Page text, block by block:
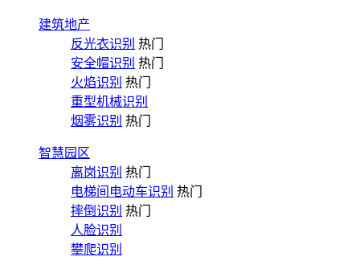
建筑地产
反光衣识别 热门
安全帽识别 热门
火焰识别 热门
重型机械识别
烟雾识别 热门
智慧园区
离岗识别 热门
电梯间电动车识别 热门
摔倒识别 热门
人脸识别
攀爬识别